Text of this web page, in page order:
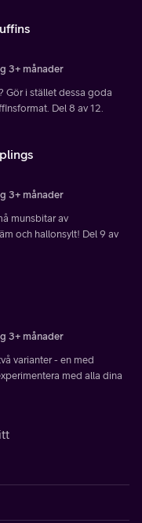
3+ månader
Gör i stället dessa goda
Del 8 av 12.
3+ månader
munsbitar av
och hallonsylt! Del 9 av
3+ månader
varianter - en med
med alla dina